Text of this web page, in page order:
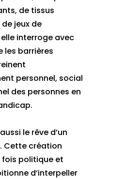
de tissus
jeux de
interroge avec
les barrières
personnel, social
des personnes en
le rêve d’un
Cette création
politique et
d’interpeller